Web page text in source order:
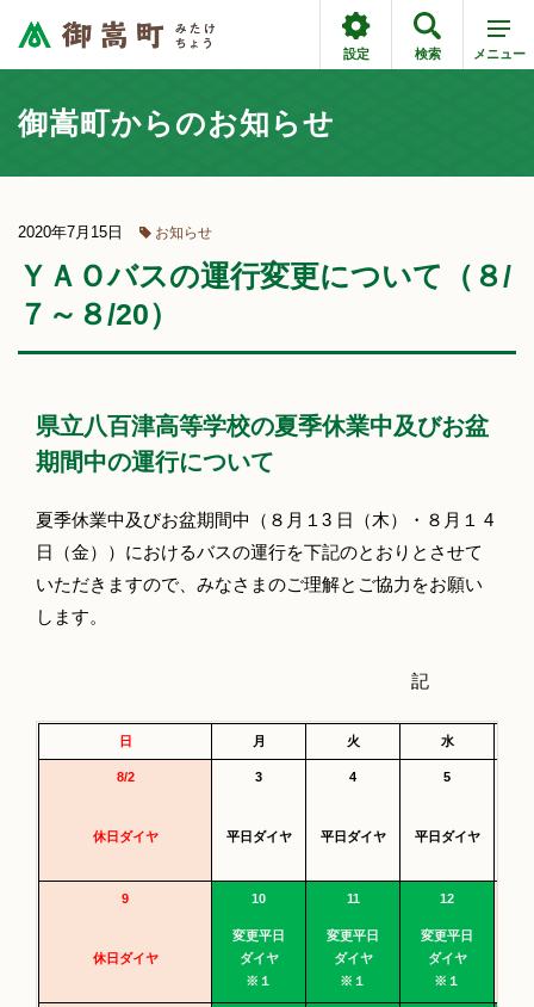
設定 検索 メニュー
御嵩町からのお知らせ
2020年7月15日 お知らせ
ＹＡＯバスの運行変更について（８/
７～８/20）
県立八百津高等学校の夏季休業中及びお盆
期間中の運行について
夏季休業中及びお盆期間中（８月１3 日（木）・８月１ 4
日（金））におけるバスの運行を下記のとおりとさせて
いただきますので、みなさまのご理解とご協力をお願い
します。
記
日 月 火 水
8/2 3 4 5
休日ダイヤ 平日ダイヤ 平日ダイヤ 平日ダイヤ
9 10 11 12
休日ダイヤ
変更平日
ダイヤ
※１
変更平日
ダイヤ
※１
変更平日
ダイヤ
※１